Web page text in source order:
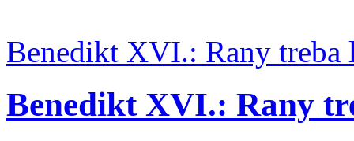
Benedikt XVI.: Rany
Benedikt XVI.: Rany